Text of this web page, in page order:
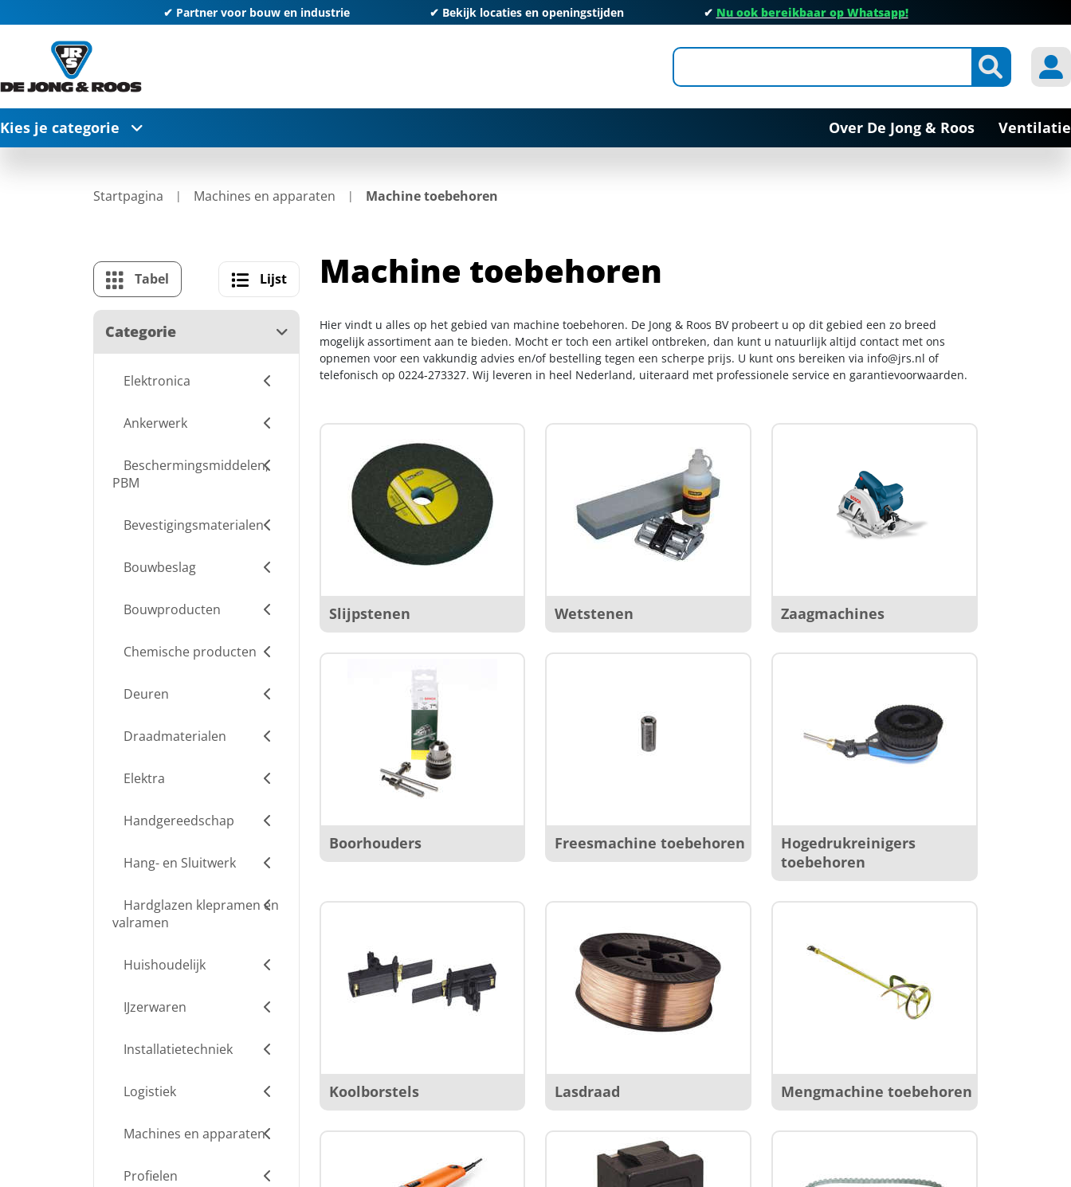
✔ Partner voor bouw en industrie ✔ Bekijk locaties en openingstijden ✔ Nu ook bereikbaar op Whatsapp!
Kies je categorie Over De Jong & Roos Ventilatie
Startpagina Machines en apparaten Machine toebehoren
Tabel Lijst
Categorie
Elektronica
Ankerwerk
Beschermingsmiddelen,
PBM
Bevestigingsmaterialen
Bouwbeslag
Bouwproducten
Chemische producten
Deuren
Draadmaterialen
Elektra
Handgereedschap
Hang- en Sluitwerk
Hardglazen klepramen en
valramen
Huishoudelijk
IJzerwaren
Installatietechniek
Logistiek
Machines en apparaten
Profielen
Machine toebehoren
Hier vindt u alles op het gebied van machine toebehoren. De Jong & Roos BV probeert u op dit gebied een zo breed
mogelijk assortiment aan te bieden. Mocht er toch een artikel ontbreken, dan kunt u natuurlijk altijd contact met ons
opnemen voor een vakkundig advies en/of bestelling tegen een scherpe prijs. U kunt ons bereiken via info@jrs.nl of
telefonisch op 0224-273327. Wij leveren in heel Nederland, uiteraard met professionele service en garantievoorwaarden.
Slijpstenen Wetstenen Zaagmachines
Boorhouders Freesmachine toebehoren
Hogedrukreinigers
toebehoren
Koolborstels Lasdraad Mengmachine toebehoren